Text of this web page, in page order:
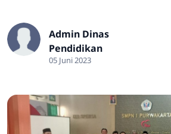
Admin Dinas
Pendidikan
05 Juni 2023